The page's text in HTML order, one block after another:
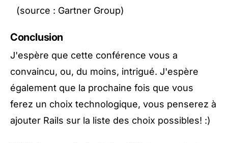
(source : Gartner Group)
Conclusion
J'espère que cette conférence vous a
convaincu, ou, du moins, intrigué. J'espère
également que la prochaine fois que vous
ferez un choix technologique, vous penserez à
ajouter Rails sur la liste des choix possibles! :)